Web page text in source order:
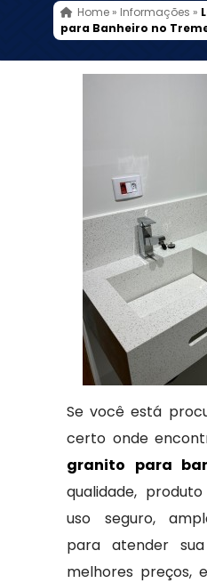
Home» Informações »
para Banheiro no
Se você está
certo onde
granito para
qualidade,
uso seguro,
para atender
melhores preços,